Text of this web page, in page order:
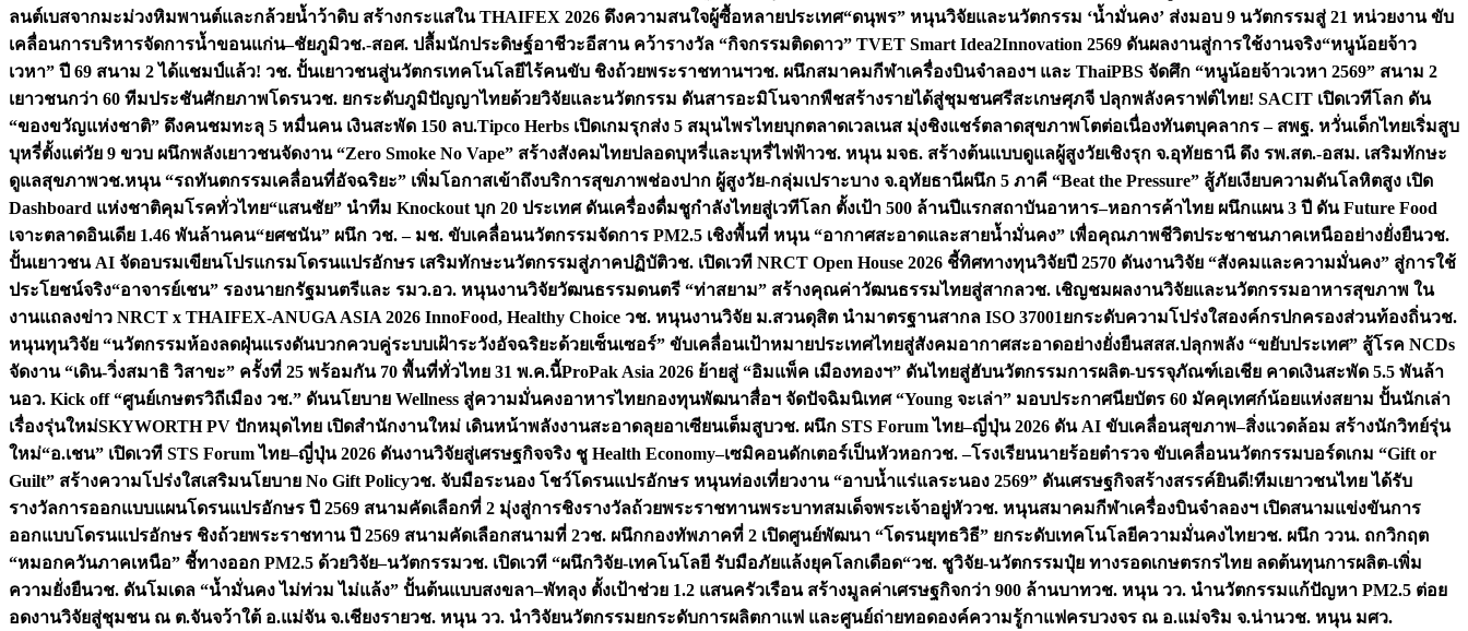
ลนต์เบสจากมะม่วงหิมพานต์และกล้วยน้ำว้าดิบ สร้างกระแสใน THAIFEX 2026 ดึงความสนใจผู้ซื้อหลายประเทศ“ดนุพร” หนุนวิจัยและนวัตกรรม ‘น้ำมั่นคง’ ส่งมอบ 9 นวัตกรรมสู่ 21 หน่วยงาน ขับ
เคลื่อนการบริหารจัดการน้ำขอนแก่น–ชัยภูมิวช.-สอศ. ปลื้มนักประดิษฐ์อาชีวะอีสาน คว้ารางวัล “กิจกรรมติดดาว” TVET Smart Idea2Innovation 2569 ดันผลงานสู่การใช้งานจริง“หนูน้อยจ้าว
เวหา” ปี 69 สนาม 2 ได้แชมป์แล้ว! วช. ปั้นเยาวชนสู่นวัตกรเทคโนโลยีไร้คนขับ ชิงถ้วยพระราชทานฯวช. ผนึกสมาคมกีฬาเครื่องบินจำลองฯ และ ThaiPBS จัดศึก “หนูน้อยจ้าวเวหา 2569” สนาม 2
เยาวชนกว่า 60 ทีมประชันศักยภาพโดรนวช. ยกระดับภูมิปัญญาไทยด้วยวิจัยและนวัตกรรม ดันสารอะมิโนจากพืชสร้างรายได้สู่ชุมชนศรีสะเกษศุภจี ปลุกพลังคราฟต์ไทย! SACIT เปิดเวทีโลก ดัน
“ของขวัญแห่งชาติ” ดึงคนชมทะลุ 5 หมื่นคน เงินสะพัด 150 ลบ.Tipco Herbs เปิดเกมรุกส่ง 5 สมุนไพรไทยบุกตลาดเวลเนส มุ่งชิงแชร์ตลาดสุขภาพโตต่อเนื่องทันตบุคลากร – สพฐ. หวั่นเด็กไทยเริ่มสูบ
บุหรี่ตั้งแต่วัย 9 ขวบ ผนึกพลังเยาวชนจัดงาน “Zero Smoke No Vape” สร้างสังคมไทยปลอดบุหรี่และบุหรี่ไฟฟ้าวช. หนุน มจธ. สร้างต้นแบบดูแลผู้สูงวัยเชิงรุก จ.อุทัยธานี ดึง รพ.สต.-อสม. เสริมทักษะ
ดูแลสุขภาพวช.หนุน “รถทันตกรรมเคลื่อนที่อัจฉริยะ” เพิ่มโอกาสเข้าถึงบริการสุขภาพช่องปาก ผู้สูงวัย-กลุ่มเปราะบาง จ.อุทัยธานีผนึก 5 ภาคี “Beat the Pressure” สู้ภัยเงียบความดันโลหิตสูง เปิด
Dashboard แห่งชาติคุมโรคทั่วไทย“แสนชัย” นำทีม Knockout บุก 20 ประเทศ ดันเครื่องดื่มชูกำลังไทยสู่เวทีโลก ตั้งเป้า 500 ล้านปีแรกสถาบันอาหาร–หอการค้าไทย ผนึกแผน 3 ปี ดัน Future Food
เจาะตลาดอินเดีย 1.46 พันล้านคน“ยศชนัน” ผนึก วช. – มช. ขับเคลื่อนนวัตกรรมจัดการ PM2.5 เชิงพื้นที่ หนุน “อากาศสะอาดและสายน้ำมั่นคง” เพื่อคุณภาพชีวิตประชาชนภาคเหนืออย่างยั่งยืนวช.
ปั้นเยาวชน AI จัดอบรมเขียนโปรแกรมโดรนแปรอักษร เสริมทักษะนวัตกรรมสู่ภาคปฏิบัติวช. เปิดเวที NRCT Open House 2026 ชี้ทิศทางทุนวิจัยปี 2570 ดันงานวิจัย “สังคมและความมั่นคง” สู่การใช้
ประโยชน์จริง“อาจารย์เชน” รองนายกรัฐมนตรีและ รมว.อว. หนุนงานวิจัยวัฒนธรรมดนตรี “ท่าสยาม” สร้างคุณค่าวัฒนธรรมไทยสู่สากลวช. เชิญชมผลงานวิจัยและนวัตกรรมอาหารสุขภาพ ใน
งานแถลงข่าว NRCT x THAIFEX-ANUGA ASIA 2026 InnoFood, Healthy Choice วช. หนุนงานวิจัย ม.สวนดุสิต นำมาตรฐานสากล ISO 37001ยกระดับความโปร่งใสองค์กรปกครองส่วนท้องถิ่นวช.
หนุนทุนวิจัย “นวัตกรรมห้องลดฝุ่นแรงดันบวกควบคู่ระบบเฝ้าระวังอัจฉริยะด้วยเซ็นเซอร์” ขับเคลื่อนเป้าหมายประเทศไทยสู่สังคมอากาศสะอาดอย่างยั่งยืนสสส.ปลุกพลัง “ขยับประเทศ” สู้โรค NCDs
จัดงาน “เดิน-วิ่งสมาธิ วิสาขะ” ครั้งที่ 25 พร้อมกัน 70 พื้นที่ทั่วไทย 31 พ.ค.นี้ProPak Asia 2026 ย้ายสู่ “อิมแพ็ค เมืองทองฯ” ดันไทยสู่ฮับนวัตกรรมการผลิต-บรรจุภัณฑ์เอเชีย คาดเงินสะพัด 5.5 พันล้า
นอว. Kick off “ศูนย์เกษตรวิถีเมือง วช.” ดันนโยบาย Wellness สู่ความมั่นคงอาหารไทยกองทุนพัฒนาสื่อฯ จัดปัจฉิมนิเทศ “Young จะเล่า” มอบประกาศนียบัตร 60 มัคคุเทศก์น้อยแห่งสยาม ปั้นนักเล่า
เรื่องรุ่นใหม่SKYWORTH PV ปักหมุดไทย เปิดสำนักงานใหม่ เดินหน้าพลังงานสะอาดลุยอาเซียนเต็มสูบวช. ผนึก STS Forum ไทย–ญี่ปุ่น 2026 ดัน AI ขับเคลื่อนสุขภาพ–สิ่งแวดล้อม สร้างนักวิทย์รุ่น
ใหม่“อ.เชน” เปิดเวที STS Forum ไทย–ญี่ปุ่น 2026 ดันงานวิจัยสู่เศรษฐกิจจริง ชู Health Economy–เซมิคอนดักเตอร์เป็นหัวหอกวช. –โรงเรียนนายร้อยตำรวจ ขับเคลื่อนนวัตกรรมบอร์ดเกม “Gift or
Guilt” สร้างความโปร่งใสเสริมนโยบาย No Gift Policyวช. จับมือระนอง โชว์โดรนแปรอักษร หนุนท่องเที่ยวงาน “อาบน้ำแร่แลระนอง 2569” ดันเศรษฐกิจสร้างสรรค์ยินดี!ทีมเยาวชนไทย ได้รับ
รางวัลการออกแบบแผนโดรนแปรอักษร ปี 2569 สนามคัดเลือกที่ 2 มุ่งสู่การชิงรางวัลถ้วยพระราชทานพระบาทสมเด็จพระเจ้าอยู่หัววช. หนุนสมาคมกีฬาเครื่องบินจำลองฯ เปิดสนามแข่งขันการ
ออกแบบโดรนแปรอักษร ชิงถ้วยพระราชทาน ปี 2569 สนามคัดเลือกสนามที่ 2วช. ผนึกกองทัพภาคที่ 2 เปิดศูนย์พัฒนา “โดรนยุทธวิธี” ยกระดับเทคโนโลยีความมั่นคงไทยวช. ผนึก ววน. ถกวิกฤต
“หมอกควันภาคเหนือ” ชี้ทางออก PM2.5 ด้วยวิจัย–นวัตกรรมวช. เปิดเวที “ผนึกวิจัย-เทคโนโลยี รับมือภัยแล้งยุคโลกเดือด“วช. ชูวิจัย-นวัตกรรมปุ๋ย ทางรอดเกษตรกรไทย ลดต้นทุนการผลิต-เพิ่ม
ความยั่งยืนวช. ดันโมเดล “น้ำมั่นคง ไม่ท่วม ไม่แล้ง” ปั้นต้นแบบสงขลา–พัทลุง ตั้งเป้าช่วย 1.2 แสนครัวเรือน สร้างมูลค่าเศรษฐกิจกว่า 900 ล้านบาทวช. หนุน วว. นำนวัตกรรมแก้ปัญหา PM2.5 ต่อย
อดงานวิจัยสู่ชุมชน ณ ต.จันจว้าใต้ อ.แม่จัน จ.เชียงรายวช. หนุน วว. นำวิจัยนวัตกรรมยกระดับการผลิตกาแฟ และศูนย์ถ่ายทอดองค์ความรู้กาแฟครบวงจร ณ อ.แม่จริม จ.น่านวช. หนุน มศว.